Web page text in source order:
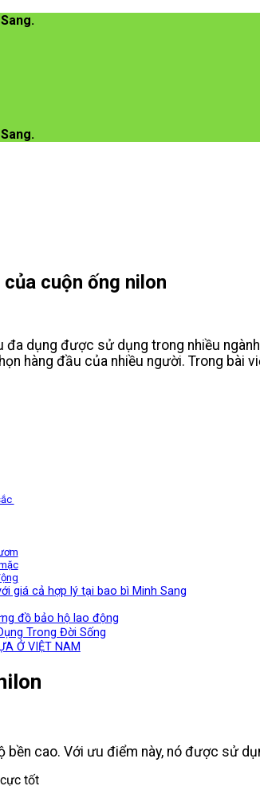
cuộn ống nilon
dụng được sử dụng trong nhiều
hàng đầu của nhiều người. Trong bài
giá cả hợp lý tại bao bì Minh Sang
đồ bảo hộ lao động
Trong Đời Sống
Ở VIỆT NAM
bền cao. Với ưu điểm này, nó được sử